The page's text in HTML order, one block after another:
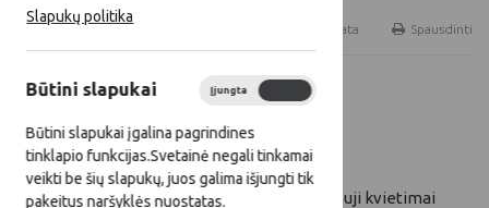
Slapukų politika
Būtini slapukai Įjungta
Būtini slapukai įgalina pagrindines
tinklapio funkcijas.Svetainė negali tinkamai
veikti be šių slapukų, juos galima išjungti tik
pakeitus naršyklės nuostatas.
Spausdinti
Naujienų prenumerata
Visos naujienos
2018 09 25
Vyksta nauji kvietimai